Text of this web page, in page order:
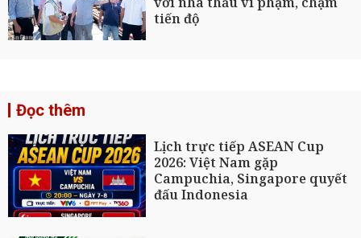
tiến độ
Đọc thêm
Lịch trực tiếp ASEAN Cup
2026: Việt Nam gặp
Campuchia, Singapore quyết
đấu Indonesia